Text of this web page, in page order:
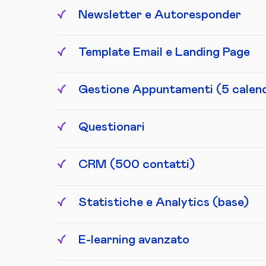
Newsletter e Autoresponder
Template Email e Landing Page
Gestione Appuntamenti (5
Questionari
CRM (500 contatti)
Statistiche e Analytics (base)
E-learning avanzato